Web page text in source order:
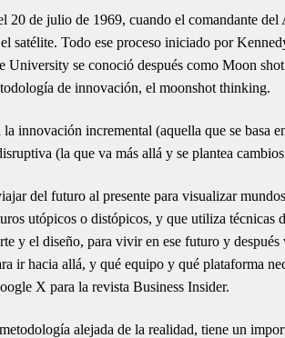
20 de julio de 1969, cuando el comandante
satélite. Todo ese proceso iniciado por
University se conoció después como Moon
de innovación, el moonshot thinking.
la innovación incremental (aquella que se basa
(la que va más allá y se plantea cambios
del futuro al presente para visualizar
utópicos o distópicos, y que utiliza técnicas
y el diseño, para vivir en ese futuro y después
ir hacia allá, y qué equipo y qué plataforma
X para la revista Business Insider.
alejada de la realidad, tiene un